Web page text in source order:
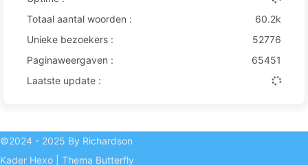
Totaal aantal woorden :
60.2k
Unieke bezoekers :
52776
Paginaweergaven :
65451
Laatste update :
©2024 - 2025 By Richardson
Kader Hexo Thema Butterfly